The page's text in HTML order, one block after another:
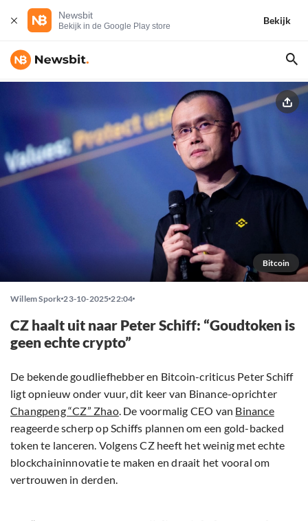
Newsbit
Bekijk in de Google Play store
Bekijk
Bitcoin
Willem Spork 23-10-2025 22:04
CZ haalt uit naar Peter Schiff: “Goudtoken is
geen echte crypto”
De bekende goudliefhebber en Bitcoin-criticus Peter Schiff
ligt opnieuw onder vuur, dit keer van Binance-oprichter
Changpeng “CZ” Zhao. De voormalig CEO van Binance
reageerde scherp op Schiffs plannen om een gold-backed
token te lanceren. Volgens CZ heeft het weinig met echte
blockchaininnovatie te maken en draait het vooral om
vertrouwen in derden.